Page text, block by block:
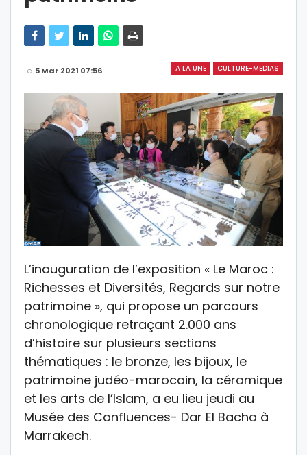
A LA UNE CULTURE-MEDIAS
Le 5 Mar 2021 07:56
L’inauguration de l’exposition « Le Maroc :
Richesses et Diversités, Regards sur notre
patrimoine », qui propose un parcours
chronologique retraçant 2.000 ans
d’histoire sur plusieurs sections
thématiques : le bronze, les bijoux, le
patrimoine judéo-marocain, la céramique
et les arts de l’Islam, a eu lieu jeudi au
Musée des Confluences- Dar El Bacha à
Marrakech.